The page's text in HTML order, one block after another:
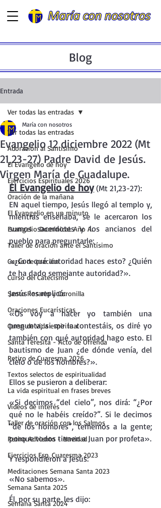
Blog
Entrada
Ver todas las entradas
Adoración al Santísimo
El Evangelio de hoy
Ejercicios Espirituales 2026
Oración de la mañana
El Evangelio en un minuto
Evangelio Dominical. Año A.
Taller de oración ante el Santísimo
Curso de oración
Curso del Catecismo
Santo Rosario y Coronilla
Oraciones Eucarísticas
Curso de vida espiritual
Santa Teresita - Acto de Ofrenda
Retiro de Cuaresma 2026
Textos selectos de espiritualidad
La vida espiritual en frases breves
Vídeos de interés
Taller de oración con los Salmos
Retiro Adviento - Navidad
Ejercicios Esp. Cuaresma 2023
Meditaciones Semana Santa 2023
Semana Santa 2025
Semana Santa 2024
Ver todas las entradas
Evangelio 12 diciembre 2022 (Mt
21,23-27) Padre David de Jesús.
Virgen María de Guadalupe.
María con nosotros
El Evangelio de hoy (Mt 21,23-27):
EN aquel tiempo, Jesús llegó al templo y,
mientras enseñaba, se le acercaron los
sumos sacerdotes y los ancianos del
pueblo para preguntarle:
«¿Con qué autoridad haces esto? ¿Quién
te ha dado semejante autoridad?».
Jesús les replicó:
«Os voy a hacer yo también una
pregunta; si me la contestáis, os diré yo
también con qué autoridad hago esto. El
bautismo de Juan ¿de dónde venía, del
cielo o de los hombres?».
Ellos se pusieron a deliberar:
«Si decimos “del cielo”, nos dirá: “¿Por
qué no le habéis creído?”. Si le decimos
“de los hombres”, tememos a la gente;
porque todos tienen a Juan por profeta».
Y respondieron a Jesús:
«No sabemos».
Él, por su parte, les dijo: